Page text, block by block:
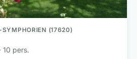
(17620)
10 pers.